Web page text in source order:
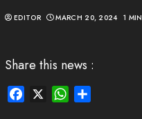
EDITOR MARCH 20, 2024 1
Share this news :
Facebook WhatsApp